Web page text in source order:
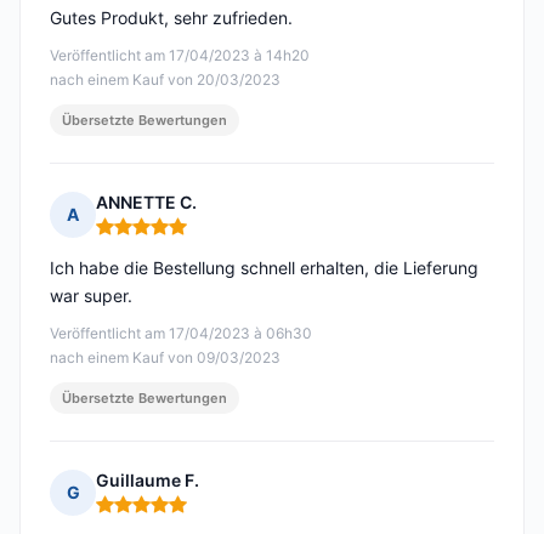
Veröffentlicht am 17/04/2023 à 14h20
nach einem Kauf von 20/03/2023
Gutes Produkt, sehr zufrieden.
Übersetzte Bewertungen
A
ANNETTE C.
Hinweis: 5 von 5
Veröffentlicht am 17/04/2023 à 06h30
nach einem Kauf von 09/03/2023
Ich habe die Bestellung schnell erhalten, die Lieferung
war super.
Übersetzte Bewertungen
G
Guillaume F.
Hinweis: 5 von 5